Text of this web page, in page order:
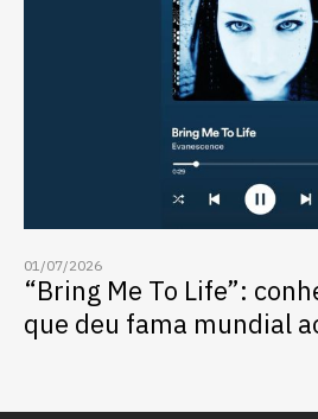
01/07/2026
“Bring Me To Life”:
que deu fama mundial